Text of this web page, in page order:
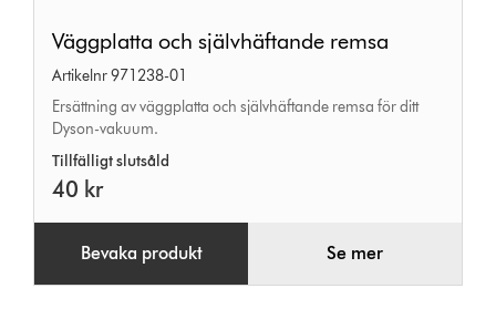
och
självhäftande
remsa
Väggplatta och självhäftande remsa
Artikelnr 971238-01
Ersättning av väggplatta och självhäftande remsa för ditt
Dyson-vakuum.
Tillfälligt slutsåld
40 kr
Bevaka produkt Se mer